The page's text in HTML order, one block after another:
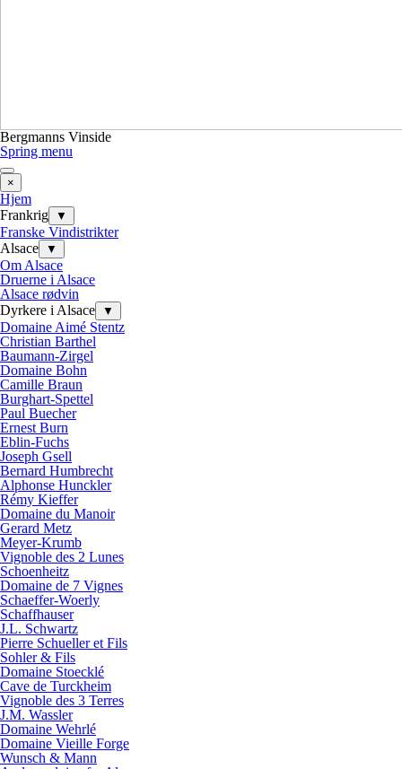
Bergmanns Vinside
Spring menu
×
Hjem
Frankrig
▼
Franske Vindistrikter
Alsace
▼
Om Alsace
Druerne i Alsace
Alsace rødvin
Dyrkere i Alsace
▼
Domaine Aimé Stentz
Christian Barthel
Baumann-Zirgel
Domaine Bohn
Camille Braun
Burghart-Spettel
Paul Buecher
Ernest Burn
Eblin-Fuchs
Joseph Gsell
Bernard Humbrecht
Alphonse Hunckler
Rémy Kieffer
Domaine du Manoir
Gerard Metz
Meyer-Krumb
Vignoble des 2 Lunes
Schoenheitz
Domaine de 7 Vignes
Schaeffer-Woerly
Schaffhauser
J.L. Schwartz
Pierre Schueller et Fils
Sohler & Fils
Domaine Stoecklé
Cave de Turckheim
Vignoble des 3 Terres
J.M. Wassler
Domaine Wehrlé
Domaine Vieille Forge
Wunsch & Mann